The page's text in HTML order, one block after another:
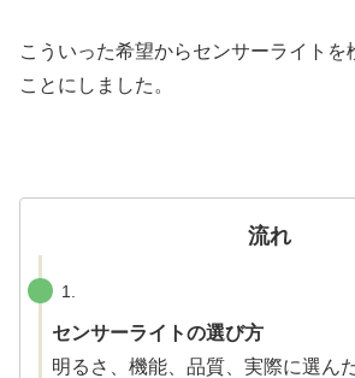
こういった希望からセンサーライトを
ことにしました。
流れ
1.
センサーライトの選び方
明るさ、機能、品質、実際に選ん